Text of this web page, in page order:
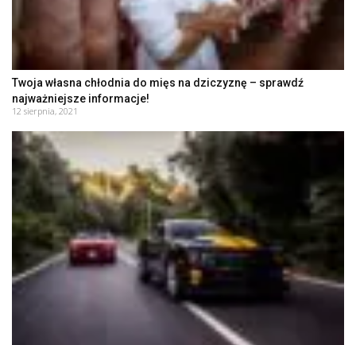
Twoja własna chłodnia do mięs na dziczyznę – sprawdź
najważniejsze informacje!
12 sierpnia, 2021